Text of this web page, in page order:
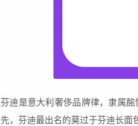
芬迪是意大利奢侈品牌律，隶属
先，芬迪最出名的莫过于芬迪长面